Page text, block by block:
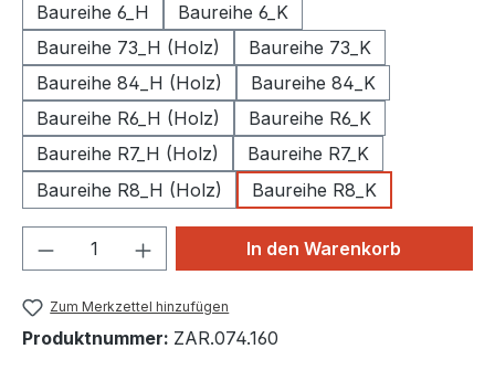
Baureihe 6_H
Baureihe 6_K
Baureihe 73_H (Holz)
Baureihe 73_K
Baureihe 84_H (Holz)
Baureihe 84_K
Baureihe R6_H (Holz)
Baureihe R6_K
Baureihe R7_H (Holz)
Baureihe R7_K
Baureihe R8_H (Holz)
Baureihe R8_K
Produkt Anzahl: Gib denIn den Warenkorb
Zum Merkzettel hinzufügen
Produktnummer: ZAR.074.160